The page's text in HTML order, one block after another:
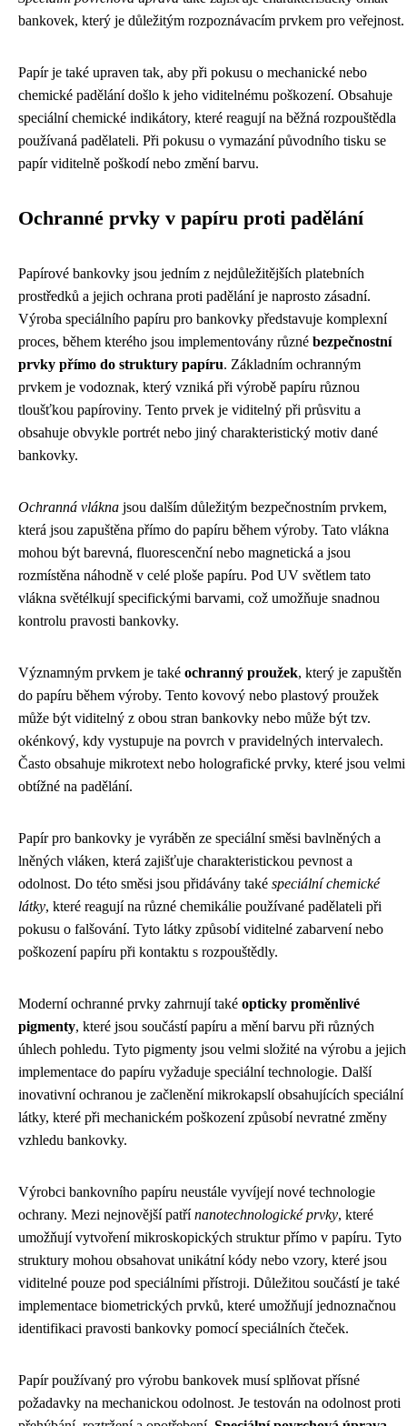
bankovek, který je důležitým rozpoznávacím prvkem pro veřejnost.
Papír je také upraven tak, aby při pokusu o mechanické nebo
chemické padělání došlo k jeho viditelnému poškození. Obsahuje
speciální chemické indikátory, které reagují na běžná rozpouštědla
používaná padělateli. Při pokusu o vymazání původního tisku se
papír viditelně poškodí nebo změní barvu.
Ochranné prvky v papíru proti padělání
Papírové bankovky jsou jedním z nejdůležitějších platebních
prostředků a jejich ochrana proti padělání je naprosto zásadní.
Výroba speciálního papíru pro bankovky představuje komplexní
proces, během kterého jsou implementovány různé bezpečnostní
prvky přímo do struktury papíru. Základním ochranným
prvkem je vodoznak, který vzniká při výrobě papíru různou
tloušťkou papíroviny. Tento prvek je viditelný při průsvitu a
obsahuje obvykle portrét nebo jiný charakteristický motiv dané
bankovky.
Ochranná vlákna jsou dalším důležitým bezpečnostním prvkem,
která jsou zapuštěna přímo do papíru během výroby. Tato vlákna
mohou být barevná, fluorescenční nebo magnetická a jsou
rozmístěna náhodně v celé ploše papíru. Pod UV světlem tato
vlákna světélkují specifickými barvami, což umožňuje snadnou
kontrolu pravosti bankovky.
Významným prvkem je také ochranný proužek, který je zapuštěn
do papíru během výroby. Tento kovový nebo plastový proužek
může být viditelný z obou stran bankovky nebo může být tzv.
okénkový, kdy vystupuje na povrch v pravidelných intervalech.
Často obsahuje mikrotext nebo holografické prvky, které jsou velmi
obtížné na padělání.
Papír pro bankovky je vyráběn ze speciální směsi bavlněných a
lněných vláken, která zajišťuje charakteristickou pevnost a
odolnost. Do této směsi jsou přidávány také speciální chemické
látky, které reagují na různé chemikálie používané padělateli při
pokusu o falšování. Tyto látky způsobí viditelné zabarvení nebo
poškození papíru při kontaktu s rozpouštědly.
Moderní ochranné prvky zahrnují také opticky proměnlivé
pigmenty, které jsou součástí papíru a mění barvu při různých
úhlech pohledu. Tyto pigmenty jsou velmi složité na výrobu a jejich
implementace do papíru vyžaduje speciální technologie. Další
inovativní ochranou je začlenění mikrokapslí obsahujících speciální
látky, které při mechanickém poškození způsobí nevratné změny
vzhledu bankovky.
Výrobci bankovního papíru neustále vyvíjejí nové technologie
ochrany. Mezi nejnovější patřínanotechnologické prvky, které
umožňují vytvoření mikroskopických struktur přímo v papíru. Tyto
struktury mohou obsahovat unikátní kódy nebo vzory, které jsou
viditelné pouze pod speciálními přístroji. Důležitou součástí je také
implementace biometrických prvků, které umožňují jednoznačnou
identifikaci pravosti bankovky pomocí speciálních čteček.
Papír používaný pro výrobu bankovek musí splňovat přísné
požadavky na mechanickou odolnost. Je testován na odolnost proti